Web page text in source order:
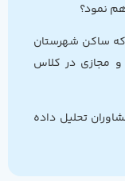
که ساکن شهرستان
و مجازی در کلاس
تحلیل داده